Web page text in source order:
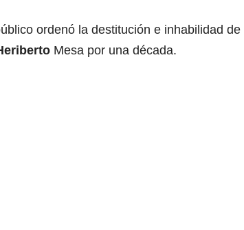
ordenó la destitución e inhabilidad de
Mesa por una década.